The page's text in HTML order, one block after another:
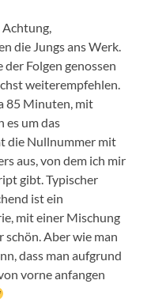
Achtung,
die Jungs ans Werk.
Folgen genossen
weiterempfehlen.
85 Minuten, mit
es um das
die Nullnummer mit
aus, von dem ich mir
gibt. Typischer
ist ein
mit einer Mischung
schön. Aber wie man
dass man aufgrund
vorne anfangen